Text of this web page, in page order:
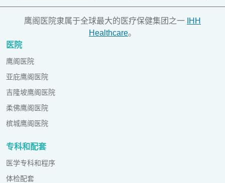
鹰阁医院隶属于全球最大的医疗保健集团之一 IHH
Healthcare。
医院
鹰阁医院
亚庇鹰阁医院
吉隆坡鹰阁医院
柔佛鹰阁医院
槟城鹰阁医院
专科和配套
医学专科和程序
体检配套